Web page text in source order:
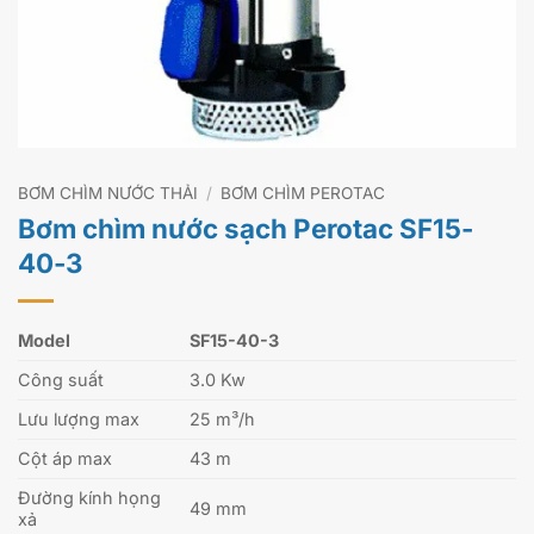
BƠM CHÌM NƯỚC THẢI / BƠM CHÌM PEROTAC
Bơm chìm nước sạch Perotac SF15-
40-3
Model
SF15-40-3
Công suất
3.0 Kw
Lưu lượng max
25 m³/h
Cột áp max
43 m
Đường kính họng
xả
49 mm